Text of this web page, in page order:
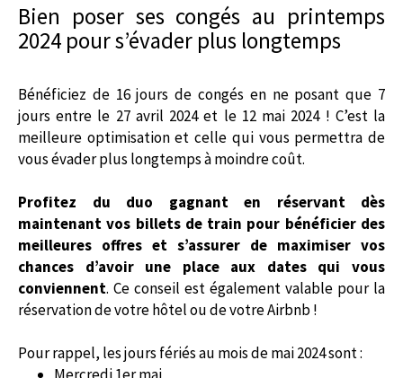
Bien poser ses congés au printemps
2024 pour s’évader plus longtemps
Bénéficiez de 16 jours de congés en ne posant que 7
jours entre le 27 avril 2024 et le 12 mai 2024 ! C’est la
meilleure optimisation et celle qui vous permettra de
vous évader plus longtemps à moindre coût.
Profitez du duo gagnant en réservant dès
maintenant vos billets de train pour bénéficier des
meilleures offres et s’assurer de maximiser vos
chances d’avoir une place aux dates qui vous
conviennent. Ce conseil est également valable pour la
réservation de votre hôtel ou de votre Airbnb !
Pour rappel, les jours fériés au mois de mai 2024 sont :